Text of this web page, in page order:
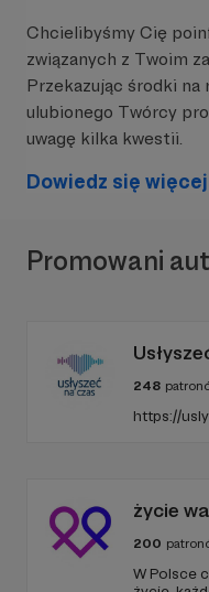
komunikacyjnych.
EDUKACJA
Edukujemy w
zwierzętom, między
w szkołach i
naszych
Chcielibyśmy Cię
związanych z Twoim
Przekazując środki na
ulubionego Twórcy
uwagę kilka kwestii.
Dowiedz się więcej
Promowani
248
https://
życie
200
W Polsce